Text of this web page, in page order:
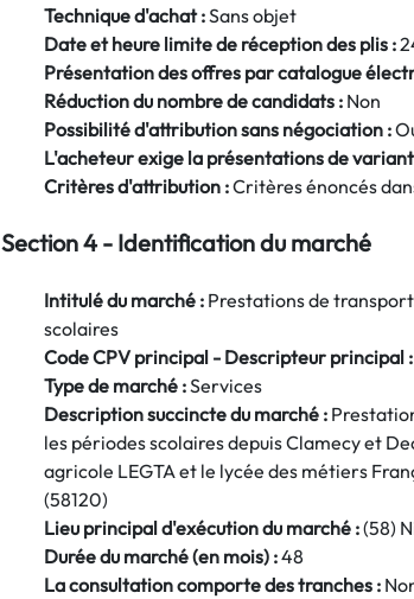
Technique d'achat :Sans objet
Date et heure limite de réception des plis :
Présentation des offres par catalogue
Réduction du nombre de candidats : Non
Possibilité d'attribution sans négociation :
L'acheteur exige la présentations de
Critères d'attribution :Critères énoncés
Section 4 - Identification du marché
Intitulé du marché : Prestations de
scolaires
Code CPV principal - Descripteur principal :
Type de marché :Services
Description succincte du marché :
les périodes scolaires depuis Clamecy et
agricole LEGTA et le lycée des métiers
(58120)
Lieu principal d'exécution du marché :(58)
Durée du marché (en mois) :48
La consultation comporte des tranches :